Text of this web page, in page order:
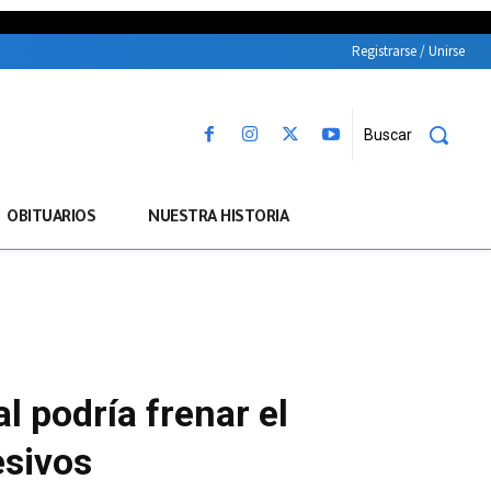
Registrarse / Unirse
Buscar
OBITUARIOS NUESTRA HISTORIA
podría frenar el